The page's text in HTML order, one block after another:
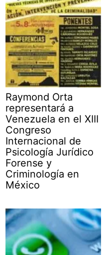
Raymond Orta
representará a
Venezuela en el XIII
Congreso
Internacional de
Psicología Jurídico
Forense y
Criminología en
México